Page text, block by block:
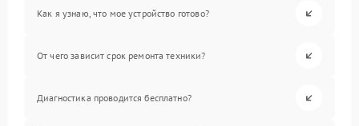
Как я узнаю, что мое устройство готово?
От чего зависит срок ремонта техники?
Диагностика проводится бесплатно?